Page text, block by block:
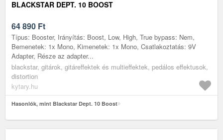
BLACKSTAR DEPT. 10 BOOST
64 890 Ft
Típus: Booster, Irányítás: Boost, Low, High, True bypass: Nem,
Bemenetek: 1x Mono, Kimenetek: 1x Mono, Csatlakoztatás: 9V
Adapter, Része az adapter...
blackstar, gitárok, gitáreffektek és multieffektek, pedálos effektusok,
distortion
kytary.hu
Hasonlók, mint Blackstar Dept. 10 Boost